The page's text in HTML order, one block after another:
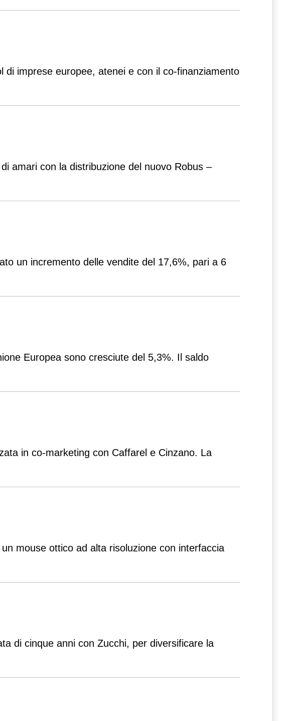
di imprese europee, atenei e con il co-finanziamento
amari con la distribuzione del nuovo Robus –
un incremento delle vendite del 17,6%, pari a 6
Europea sono cresciute del 5,3%. Il saldo
in co-marketing con Caffarel e Cinzano. La
mouse ottico ad alta risoluzione con interfaccia
di cinque anni con Zucchi, per diversificare la